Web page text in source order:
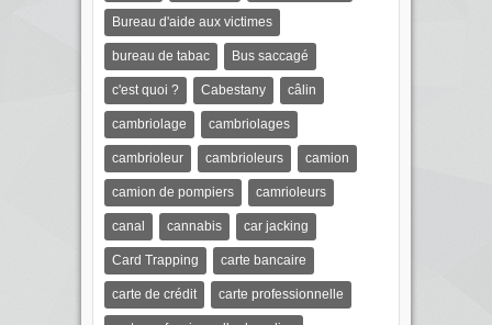
Bureau d'aide aux victimes
bureau de tabac Bus saccagé
c'est quoi ? Cabestany câlin
cambriolage cambriolages
cambrioleur cambrioleurs camion
camion de pompiers camrioleurs
canal cannabis car jacking
Card Trapping carte bancaire
carte de crédit carte professionnelle